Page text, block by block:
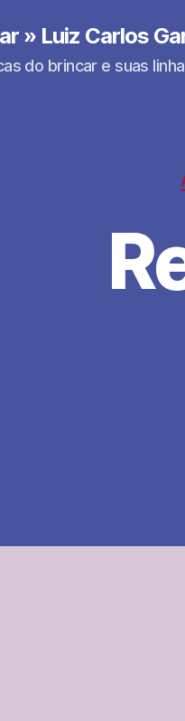
» Luiz Carlos
do brincar e suas